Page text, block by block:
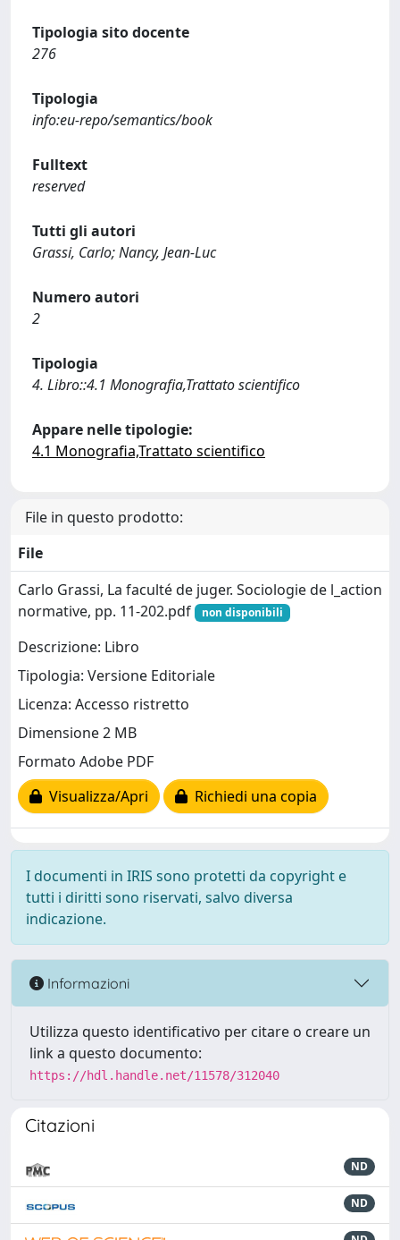
Tipologia sito docente
276
Tipologia
info:eu-repo/semantics/book
Fulltext
reserved
Tutti gli autori
Grassi, Carlo; Nancy, Jean-Luc
Numero autori
2
Tipologia
4. Libro::4.1 Monografia,Trattato scientifico
Appare nelle tipologie:
4.1 Monografia,Trattato scientifico
File in questo prodotto:
File
Carlo Grassi, La faculté de juger. Sociologie de l_action
normative, pp. 11-202.pdf
non disponibili
Descrizione: Libro
Tipologia: Versione Editoriale
Licenza: Accesso ristretto
Dimensione 2 MB
Formato Adobe PDF
Visualizza/Apri
Richiedi una copia
I documenti in IRIS sono protetti da copyright e
tutti i diritti sono riservati, salvo diversa
indicazione.
Informazioni
Utilizza questo identificativo per citare o creare un
link a questo documento:
https://hdl.handle.net/11578/312040
Citazioni
ND
ND